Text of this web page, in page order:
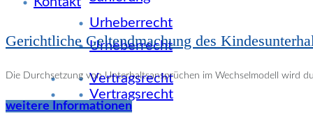
Urheberrecht
Vertragsrecht
Urheberrecht
Vertragsrecht
Gerichtliche Geltendmachung des
Die Durchsetzung von Unterhaltsansprüchen im Wechselmodell wird
weitere Informationen